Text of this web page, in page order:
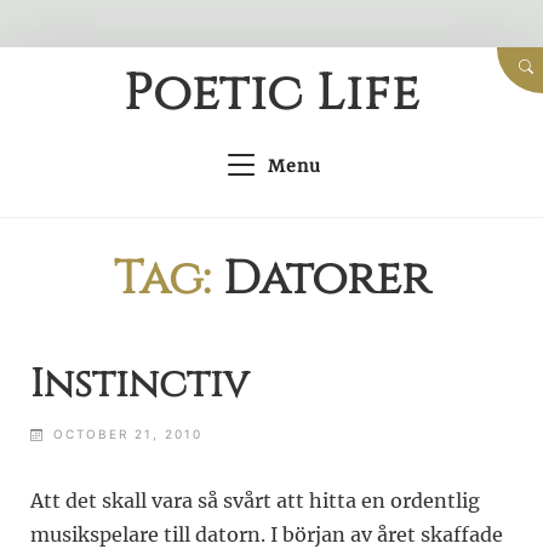
Poetic Life
Menu
Tag: Datorer
Instinctiv
OCTOBER 21, 2010
Att det skall vara så svårt att hitta en ordentlig
musikspelare till datorn. I början av året skaffade